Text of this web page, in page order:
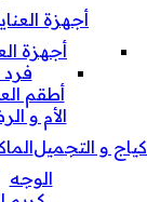
أجهزة
أجهزة
أطقم
الأم و
الوجه